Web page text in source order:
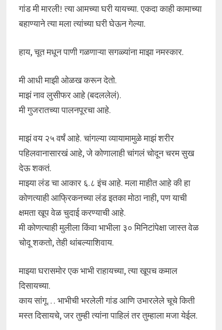
गांड मी मारली! त्या आमच्या घरी यायच्या. एकदा काही कामाच्या
बहाण्याने त्या मला त्यांच्या घरी घेऊन गेल्या.
हाय, चूत मधून पाणी गळणाऱ्या सगळ्यांना माझा नमस्कार.
मी आधी माझी ओळख करून देतो.
माझं नाव लुसीफर आहे (बदललेलं).
मी गुजरातच्या पालनपूरचा आहे.
माझं वय २५ वर्षं आहे. चांगल्या व्यायामामुळे माझं शरीर
पहिलवानासारखं आहे, जे कोणालाही चांगलं चोदून चरम सुख
देऊ शकतं.
माझ्या लंड चा आकार ६.८ इंच आहे. मला माहीत आहे की हा
कोणत्याही आफ्रिकनच्या लंड इतका मोठा नाही, पण याची
क्षमता खूप वेळ चुदाई करण्याची आहे.
मी कोणत्याही मुलीला किंवा भाभीला ३० मिनिटांपेक्षा जास्त वेळ
चोदू शकतो, तेही थांबल्याशिवाय.
माझ्या घरासमोर एक भाभी राहायच्या, त्या खूपच कमाल
दिसायच्या.
काय सांगू… भाभीची भरलेली गांड आणि उभारलेले चूचे किती
मस्त दिसायचे, जर तुम्ही त्यांना पाहिलं तर तुम्हाला मजा येईल.